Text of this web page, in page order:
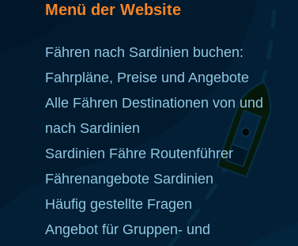
Menü der Website
Fähren nach Sardinien buchen:
Fahrpläne, Preise und Angebote
Alle Fähren Destinationen von und
nach Sardinien
Sardinien Fähre Routenführer
Fährenangebote Sardinien
Häufig gestellte Fragen
Angebot für Gruppen- und